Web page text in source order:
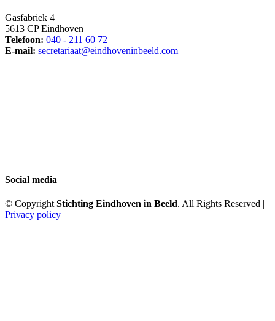
Gasfabriek 4
5613 CP Eindhoven
Telefoon: 040 - 211 60 72
E-mail: secretariaat@eindhoveninbeeld.com
Social media
© Copyright Stichting Eindhoven in Beeld. All Rights Reserved |
Privacy policy